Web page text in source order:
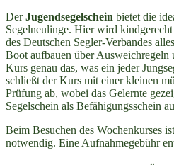
DerJugendsegelschein bietet die
Segelneulinge. Hier wird
des Deutschen Segler-Verbandes
Boot aufbauen über
Kurs genau das, was ein jeder
schließt der Kurs mit einer kleinen
Prüfung ab, wobei das Gelernte
Segelschein als Befähigungsschein
Beim Besuchen des Wochenkurses
notwendig. Eine Aufnahmegebühr